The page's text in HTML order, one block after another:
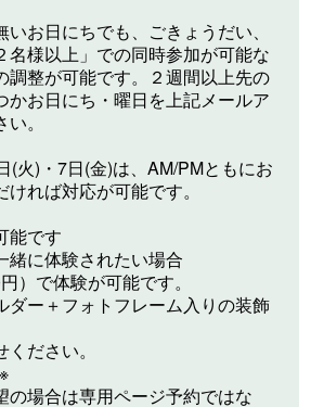
お日にちでも、ごきょうだい、
名様以上」での同時参加が可能な
調整が可能です。２週間以上先の
かお日にち・曜日を上記メールア
。
火)・7日(金)は、AM/PMともにお
れば対応が可能です。
能です
緒に体験されたい場合
）で体験が可能です。
ダー＋フォトフレーム入りの装飾
ださい。
の場合は専用ページ予約ではな